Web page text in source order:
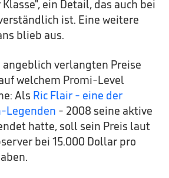
ein Detail, das auch bei
ist. Eine weitere
blieb aus.
angeblich verlangten Preise
welchem Promi-Level
Als Ric Flair - eine der
Legenden - 2008 seine aktive
hatte, soll sein Preis laut
bei 15.000 Dollar pro